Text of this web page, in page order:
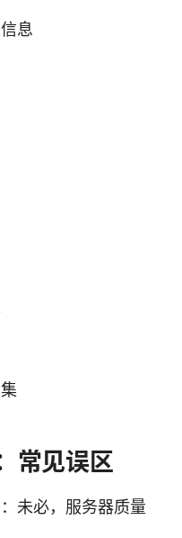
息
常见误区
未必，服务器质量